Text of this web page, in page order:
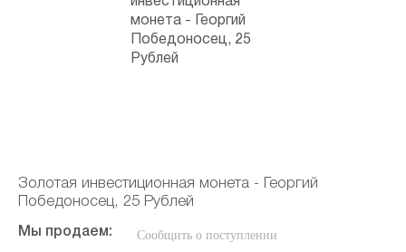
Золотая инвестиционная монета - Георгий
Победоносец, 25 Рублей
Мы продаем: Сообщить о поступлении